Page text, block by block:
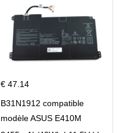
€ 47.14
B31N1912 compatible
modèle ASUS E410M